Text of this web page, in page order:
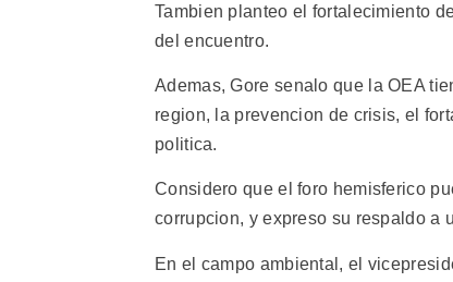
Tambien planteo el fortalecimiento
del encuentro.
Ademas, Gore senalo que la OEA
region, la prevencion de crisis, el
politica.
Considero que el foro hemisferico
corrupcion, y expreso su respaldo a
En el campo ambiental, el